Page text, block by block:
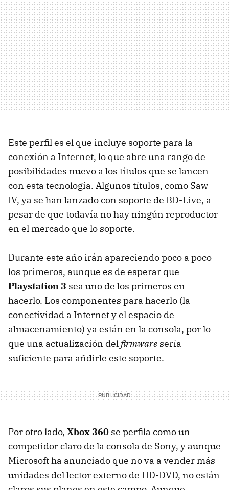
Este perfil es el que incluye soporte para la
conexión a Internet, lo que abre una rango de
posibilidades nuevo a los títulos que se lancen
con esta tecnología. Algunos títulos, como Saw
IV, ya se han lanzado con soporte de BD-Live, a
pesar de que todavía no hay ningún reproductor
en el mercado que lo soporte.
Durante este año irán apareciendo poco a poco
los primeros, aunque es de esperar que
Playstation 3 sea uno de los primeros en
hacerlo. Los componentes para hacerlo (la
conectividad a Internet y el espacio de
almacenamiento) ya están en la consola, por lo
que una actualización delfirmware sería
suficiente para añdirle este soporte.
Por otro lado, Xbox 360 se perfila como un
competidor claro de la consola de Sony, y aunque
Microsoft ha anunciado que no va a vender más
unidades del lector externo de HD-DVD, no están